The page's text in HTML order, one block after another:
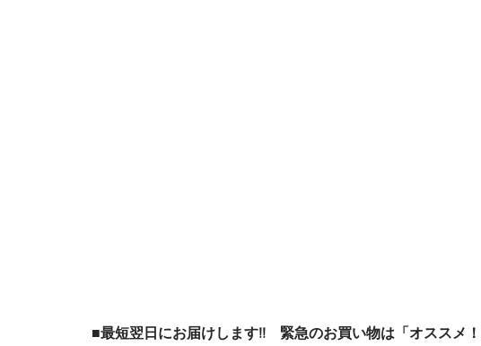
■最短翌日にお届けします!! 緊急のお買い物は「オススメ！